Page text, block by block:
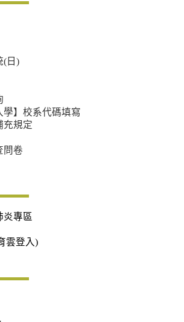
(日)
】校系代碼填寫
充規定
問卷
炎專區
雲登入)